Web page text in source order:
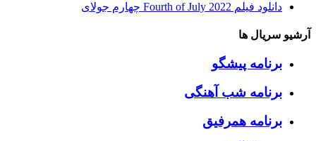
دانلود فیلم Fourth of July 2022 چهارم جولای
آرشیو سریال ها
برنامه پیشگو
برنامه شب آهنگی
برنامه همرفیق